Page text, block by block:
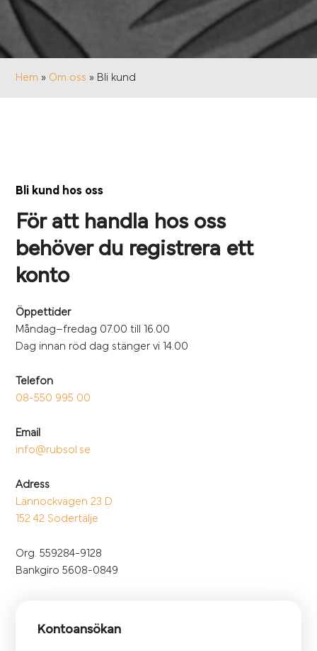
Hem » Om oss » Bli kund
Bli kund hos oss
För att handla hos oss
behöver du registrera ett
konto
Öppettider
Måndag–fredag 07.00 till 16.00
Dag innan röd dag stänger vi 14.00
Telefon
08-550 995 00
Email
info@rubsol.se
Adress
Lännockvägen 23 D
152 42 Södertälje
Org. 559284-9128
Bankgiro 5608-0849
Kontoansökan